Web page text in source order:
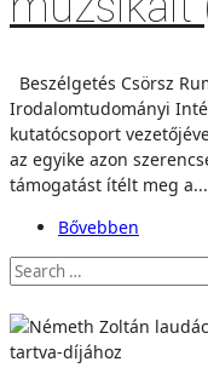
Beszélgetés Csörsz
Irodalomtudományi
kutatócsoport
az egyike azon
támogatást ítélt meg a...
Bővebben